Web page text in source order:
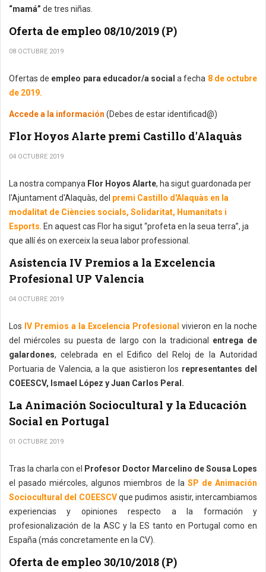
“mamá” de tres niñas.
Oferta de empleo 08/10/2019 (P)
08 OCTUBRE 2019
Ofertas de empleo para educador/a sociala fecha 8 de octubre
de 2019.
Accede a la información (Debes de estar identificad@)
Flor Hoyos Alarte premi Castillo d'Alaquàs
04 OCTUBRE 2019
La nostra companya Flor Hoyos Alarte, ha sigut guardonada per
l'Ajuntament d'Alaquàs, del premi Castillo d'Alaquàs en la
modalitat de Ciències socials, Solidaritat, Humanitats i
Esports . En aquest cas Flor ha sigut “profeta en la seua terra”, ja
que allí és on exerceix la seua labor professional.
Asistencia IV Premios a la Excelencia
Profesional UP Valencia
04 OCTUBRE 2019
Los IV Premios a la Excelencia Profesional vivieron en la noche
del miércoles su puesta de largo con la tradicional entrega de
galardones, celebrada en el Edifico del Reloj de la Autoridad
Portuaria de Valencia, a la que asistieron los representantes del
COEESCV, Ismael López y Juan Carlos Peral.
La Animación Sociocultural y la Educación
Social en Portugal
01 OCTUBRE 2019
Tras la charla con el
Profesor Doctor Marcelino de Sousa Lopes
el pasado miércoles, algunos miembros de la SP de Animación
Sociocultural del COEESCVque pudimos asistir, intercambiamos
experiencias y opiniones respecto a la formación y
profesionalización de la ASC y la ES tanto en Portugal como en
España (más concretamente en la CV).
Oferta de empleo 30/10/2018 (P)